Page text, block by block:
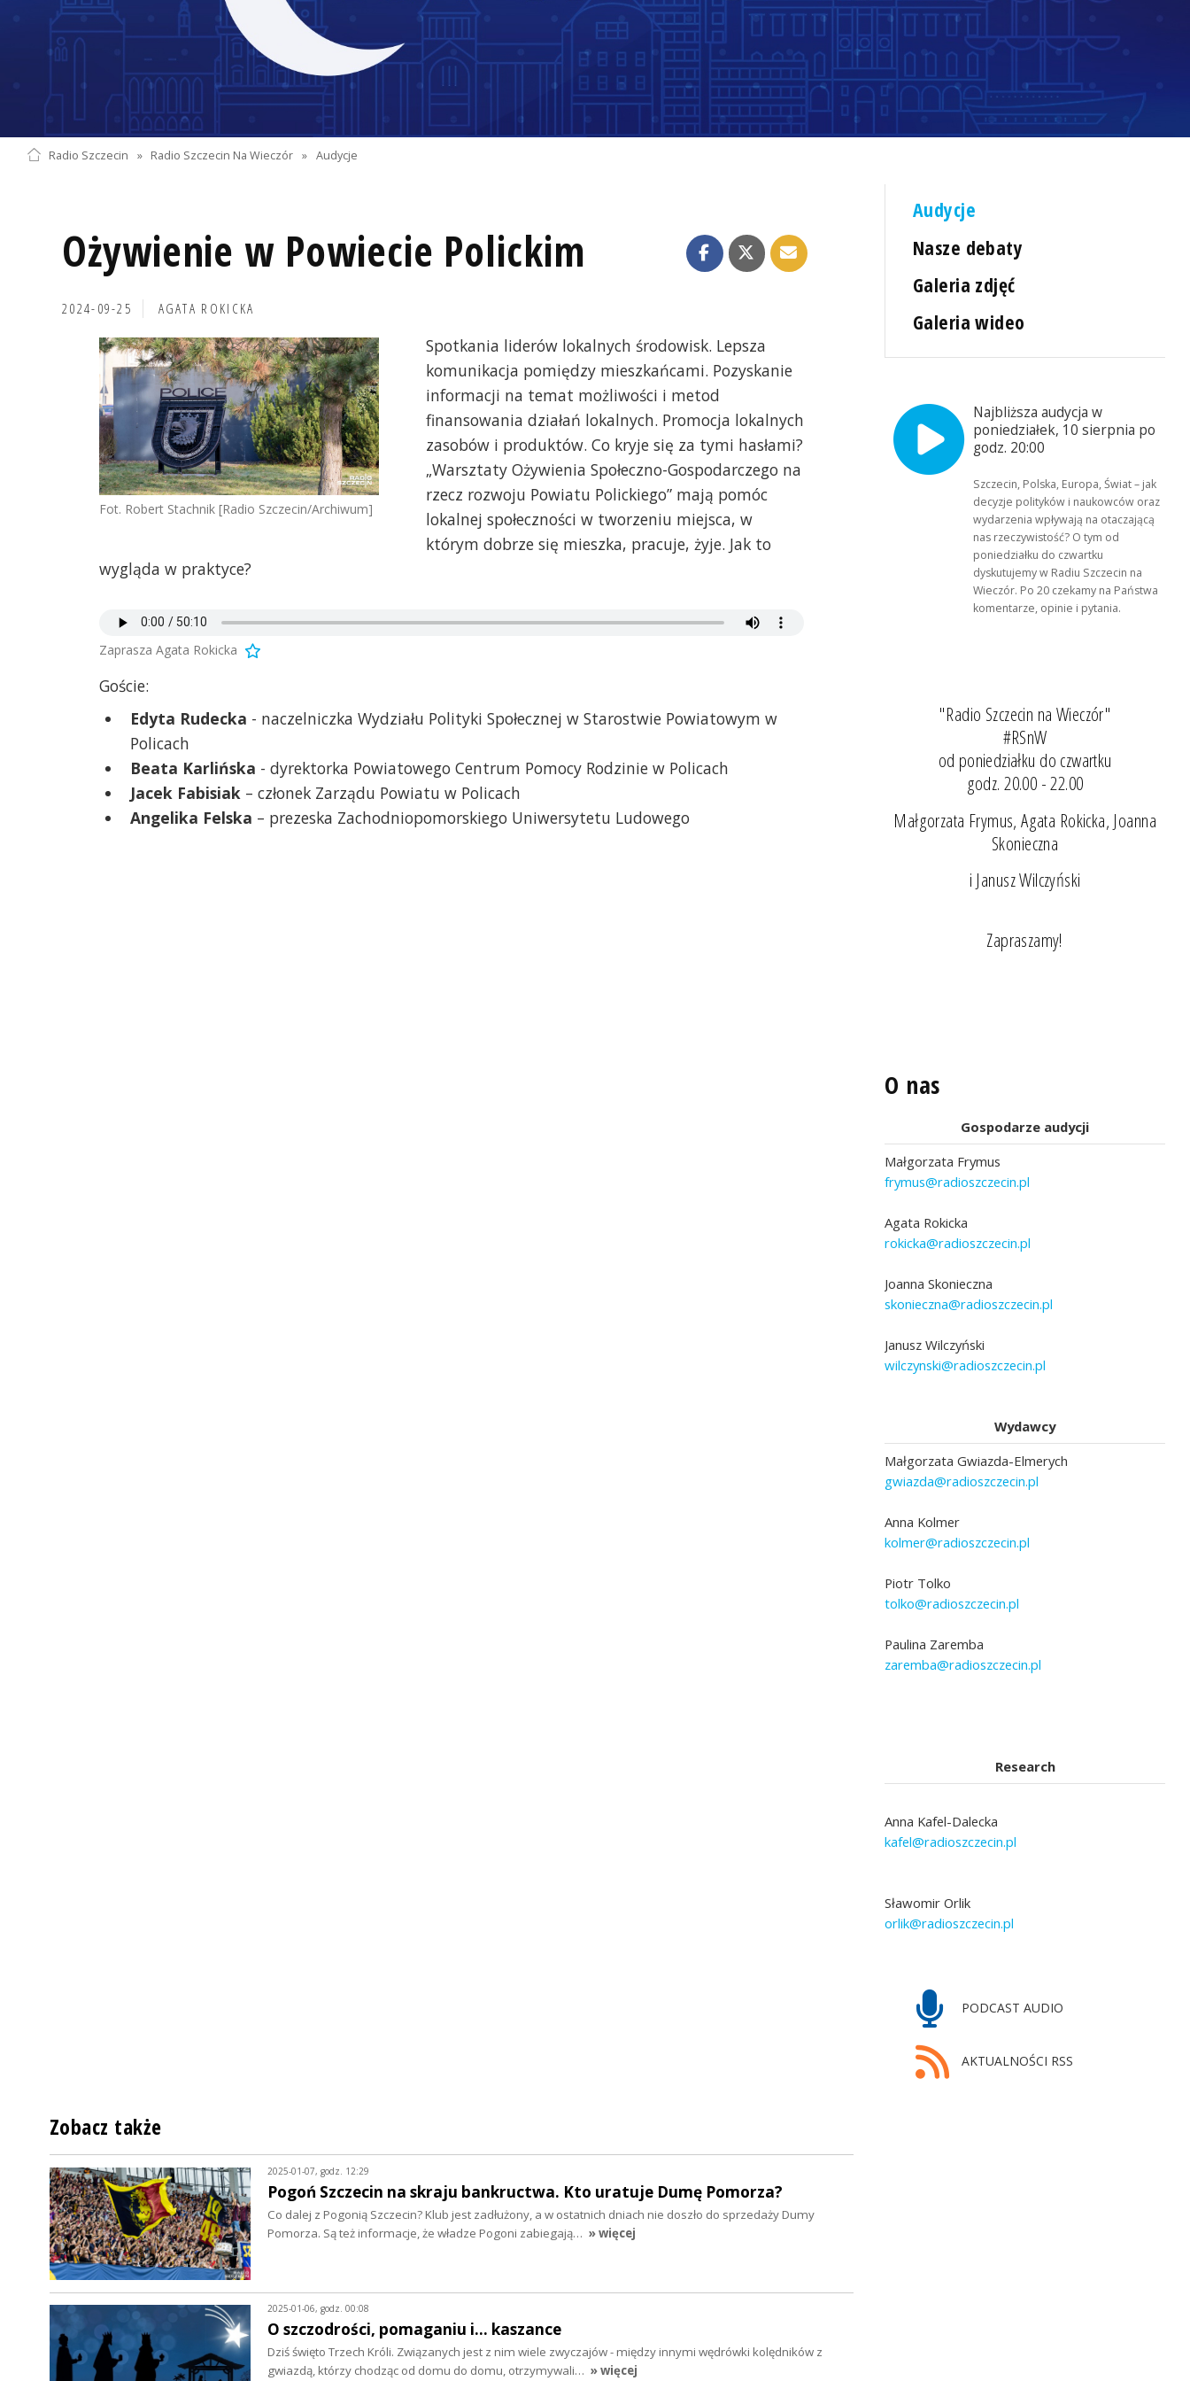
Radio Szczecin » Radio Szczecin Na Wieczór » Audycje
Ożywienie w Powiecie Polickim
2024-09-25 AGATA ROKICKA
Fot. Robert Stachnik [Radio Szczecin/Archiwum]
Spotkania liderów lokalnych środowisk. Lepsza
komunikacja pomiędzy mieszkańcami. Pozyskanie
informacji na temat możliwości i metod
finansowania działań lokalnych. Promocja lokalnych
zasobów i produktów. Co kryje się za tymi hasłami?
„Warsztaty Ożywienia Społeczno-Gospodarczego na
rzecz rozwoju Powiatu Polickiego” mają pomóc
lokalnej społeczności w tworzeniu miejsca, w
którym dobrze się mieszka, pracuje, żyje. Jak to
wygląda w praktyce?
Zaprasza Agata Rokicka
Goście:
Edyta Rudecka - naczelniczka Wydziału Polityki Społecznej w Starostwie Powiatowym w
Policach
Beata Karlińska - dyrektorka Powiatowego Centrum Pomocy Rodzinie w Policach
Jacek Fabisiak – członek Zarządu Powiatu w Policach
Angelika Felska – prezeska Zachodniopomorskiego Uniwersytetu Ludowego
Audycje
Nasze debaty
Galeria zdjęć
Galeria wideo
Najbliższa audycja w
poniedziałek, 10 sierpnia po
godz. 20:00
Szczecin, Polska, Europa, Świat – jak
decyzje polityków i naukowców oraz
wydarzenia wpływają na otaczającą
nas rzeczywistość? O tym od
poniedziałku do czwartku
dyskutujemy w Radiu Szczecin na
Wieczór. Po 20 czekamy na Państwa
komentarze, opinie i pytania.
"Radio Szczecin na Wieczór"
#RSnW
od poniedziałku do czwartku
godz. 20.00 - 22.00
Małgorzata Frymus, Agata Rokicka, Joanna
Skonieczna
i Janusz Wilczyński
Zapraszamy!
O nas
Gospodarze audycji
Małgorzata Frymus
frymus@radioszczecin.pl
Agata Rokicka
rokicka@radioszczecin.pl
Joanna Skonieczna
skonieczna@radioszczecin.pl
Janusz Wilczyński
wilczynski@radioszczecin.pl
Wydawcy
Małgorzata Gwiazda-Elmerych
gwiazda@radioszczecin.pl
Anna Kolmer
kolmer@radioszczecin.pl
Piotr Tolko
tolko@radioszczecin.pl
Paulina Zaremba
zaremba@radioszczecin.pl
Research
Anna Kafel-Dalecka
kafel@radioszczecin.pl
Sławomir Orlik
orlik@radioszczecin.pl
PODCAST AUDIO
AKTUALNOŚCI RSS
Zobacz także
2025-01-07, godz. 12:29
Pogoń Szczecin na skraju bankructwa. Kto uratuje Dumę Pomorza?
Co dalej z Pogonią Szczecin? Klub jest zadłużony, a w ostatnich dniach nie doszło do sprzedaży Dumy
Pomorza. Są też informacje, że władze Pogoni zabiegają… » więcej
2025-01-06, godz. 00:08
O szczodrości, pomaganiu i... kaszance
Dziś święto Trzech Króli. Związanych jest z nim wiele zwyczajów - między innymi wędrówki kolędników z
gwiazdą, którzy chodząc od domu do domu, otrzymywali… » więcej